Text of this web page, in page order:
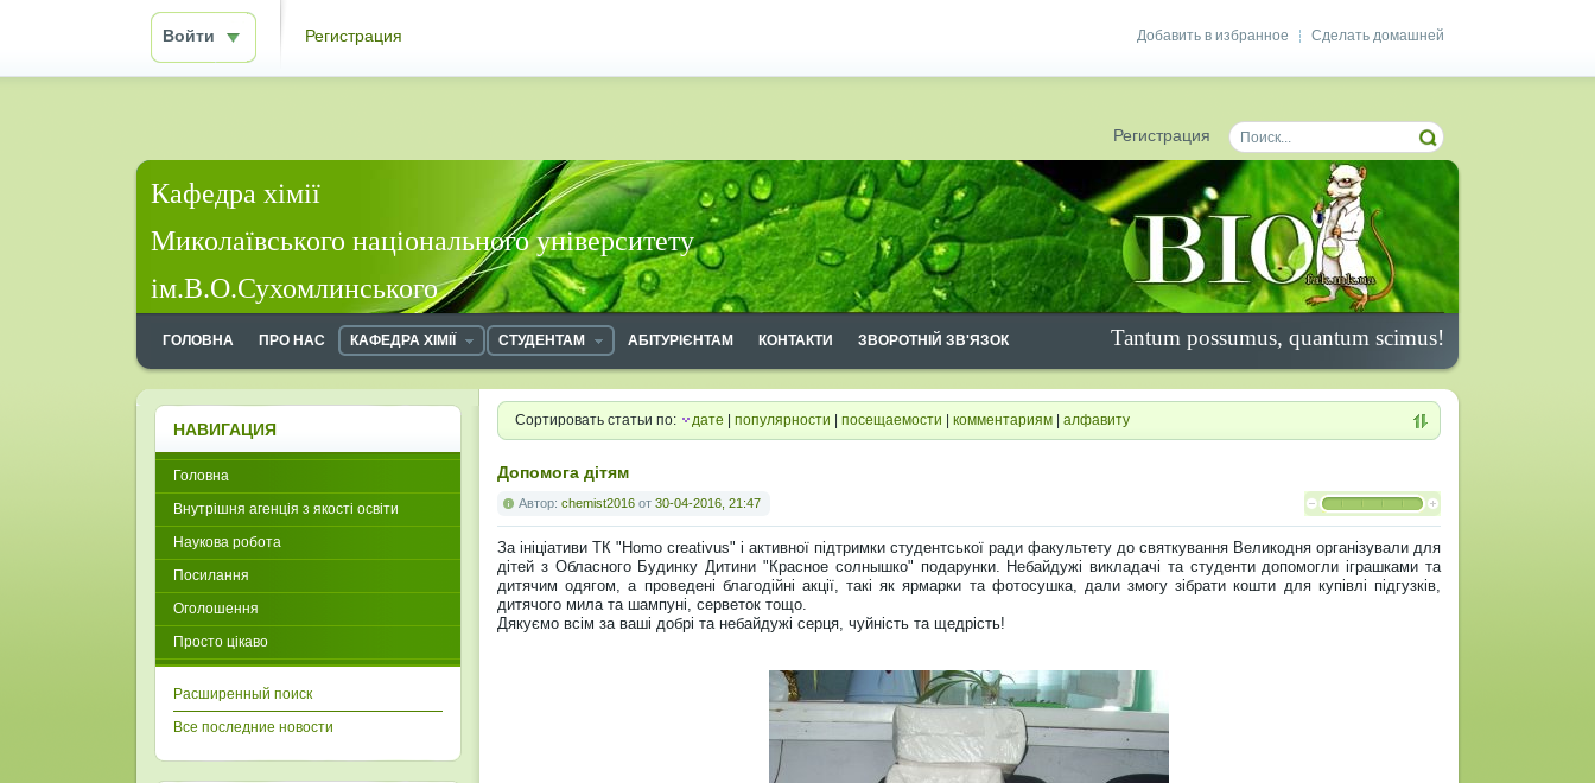
Сделать домашней
Добавить в избранное
Войти Регистрация
Регистрация
Кафедра хімії
Миколаївського національного університету
ім.В.О.Сухомлинського
Tantum possumus, quantum scimus!
ГОЛОВНА ПРО НАС КАФЕДРА ХІМІЇ СТУДЕНТАМ АБІТУРІЄНТАМ КОНТАКТИ ЗВОРОТНІЙ ЗВ'ЯЗОК
Сортировать статьи по: дате популярности посещаемости комментариям алфавиту
Допомога дітям
Автор: chemist2016 от 30-04-2016, 21:47
За ініціативи ТК "Homo creativus" і активної підтримки студентської ради факультету до святкування Великодня організували для
дітей з Обласного Будинку Дитини "Красное солнышко" подарунки. Небайдужі викладачі та студенти допомогли іграшками та
дитячим одягом, а проведені благодійні акції, такі як ярмарки та фотосушка, дали змогу зібрати кошти для купівлі підгузків,
дитячого мила та шампуні, серветок тощо.
Дякуємо всім за ваші добрі та небайдужі серця, чуйність та щедрість!
НАВИГАЦИЯ
Головна
Внутрішня агенція з якості освіти
Наукова робота
Посилання
Оголошення
Просто цікаво
Расширенный поиск
Все последние новости